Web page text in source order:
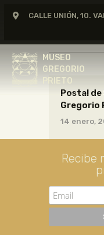
CALLE UNIÓN, 10.
MUSEO
GREGORIO
PRIETO
MUSEO
TIENDA
NOTICIAS
Postal
Gregorio
14 enero,
Recibe